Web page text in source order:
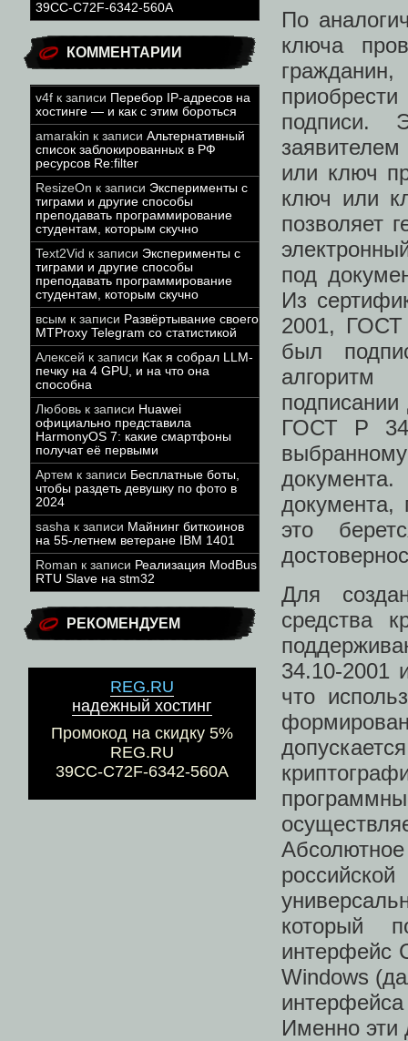
39CC-C72F-6342-560A
КОММЕНТАРИИ
v4f к записи Перебор IP-адресов на
хостинге — и как с этим бороться
amarakin к записи Альтернативный
список заблокированных в РФ
ресурсов Re:filter
ResizeOn к записи Эксперименты с
тиграми и другие способы
преподавать программирование
студентам, которым скучно
Text2Vid к записи Эксперименты с
тиграми и другие способы
преподавать программирование
студентам, которым скучно
всым к записи Развёртывание своего
MTProxy Telegram со статистикой
Алексей к записи Как я собрал LLM-
печку на 4 GPU, и на что она
способна
Любовь к записи Huawei
официально представила
HarmonyOS 7: какие смартфоны
получат её первыми
Артем к записи Бесплатные боты,
чтобы раздеть девушку по фото в
2024
sasha к записи Майнинг биткоинов
на 55-летнем ветеране IBM 1401
Roman к записи Реализация ModBus
RTU Slave на stm32
РЕКОМЕНДУЕМ
REG.RU
надежный хостинг
Промокод на скидку 5%
REG.RU
39CC-C72F-6342-560A
По
ключа
подписи.
или ключ
ключ или
позволяет
под
Из
2001,
был
алгоритм
ГОСТ Р
документа,
это
Для
средства
34.10-2001
что
который
интерфейс
Windows
Именно эти